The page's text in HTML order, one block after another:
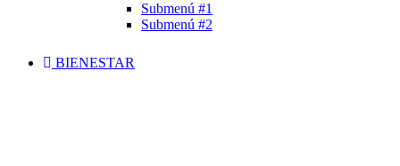
Submenú #1
Submenú #2
BIENESTAR